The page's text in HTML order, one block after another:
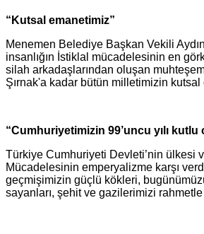
“Kutsal emanetimiz”
Menemen Belediye Başkan Vekili
insanlığın İstiklal mücadelesinin en
silah arkadaşlarından oluşan
Şırnak'a kadar bütün milletimizin kutsal
“Cumhuriyetimizin 99’uncu yılı kutlu
Türkiye Cumhuriyeti Devleti’nin ülkesi
Mücadelesinin emperyalizme karşı
geçmişimizin güçlü kökleri,
sayanları, şehit ve gazilerimizi